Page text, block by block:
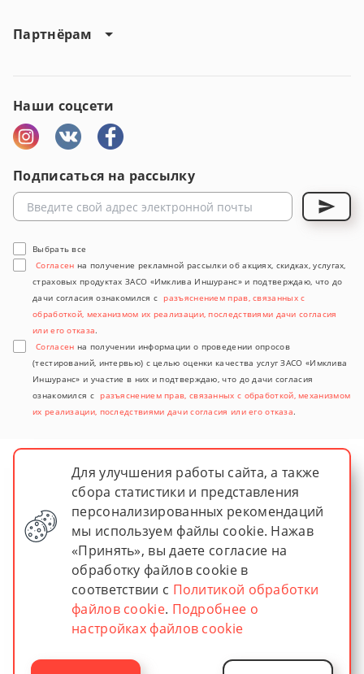
Партнёрам
Наши соцсети
Подписаться на рассылку
Выбрать все
Согласен на получение рекламной рассылки об акциях, скидках, услугах,
страховых продуктах ЗАСО «Имклива Иншуранс» и подтверждаю, что до
дачи согласия ознакомился с разъяснением прав, связанных с
обработкой, механизмом их реализации, последствиями дачи согласия
или его отказа.
Согласен на получении информации о проведении опросов
(тестирований, интервью) с целью оценки качества услуг ЗАСО «Имклива
Иншуранс» и участие в них и подтверждаю, что до дачи согласия
ознакомился с разъяснением прав, связанных с обработкой, механизмом
их реализации, последствиями дачи согласия или его отказа.
© 2026 imkliva insurance
ЗАСО "Имклива Иншуранс"
Зарегистрировано в Министерстве финансов Республики
Лицензия № 02200/13–00036 от 30.04.2004
Для улучшения работы сайта, а также
сбора статистики и представления
персонализированных рекомендаций
мы используем файлы cookie. Нажав
«Принять», вы даете согласие на
обработку файлов cookie в
соответствии с Политикой обработки
файлов cookie. Подробнее о
настройках файлов cookie